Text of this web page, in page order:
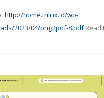
http://home.trilux.id/wp-
2023/04/png2pdf-8.pdf Read